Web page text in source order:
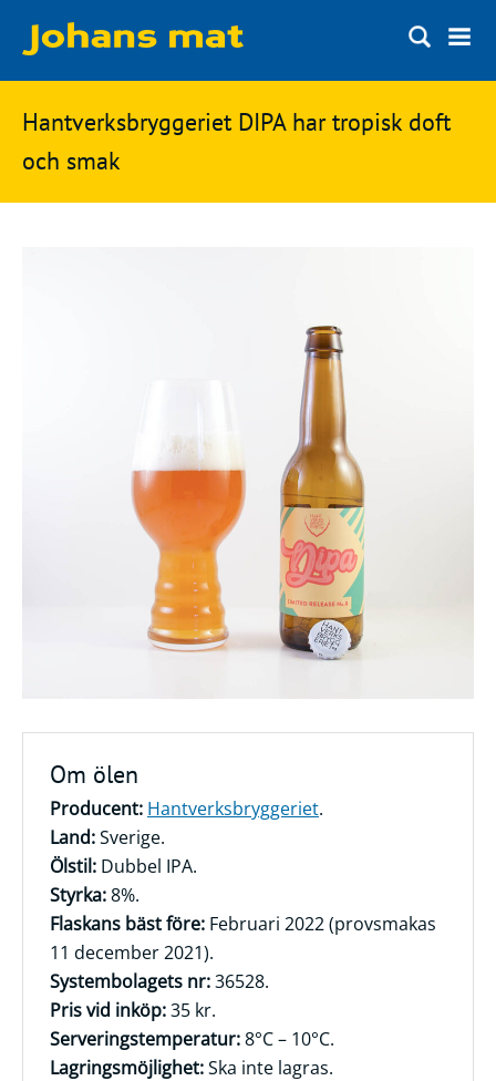
Matbloggen
Innertemperaturer
Ingredienser
Matsnack
Sök
på
Johans
Hantverksbryggeriet DIPA har tropisk doft
och smak
Om ölen
Producent: Hantverksbryggeriet.
Land:Sverige.
Ölstil: Dubbel IPA.
Styrka:8%.
Flaskans bäst före: Februari 2022 (provsmakas
11 december 2021).
Systembolagets nr:36528.
Pris vid inköp:35 kr.
Serveringstemperatur:8°C – 10°C.
Lagringsmöjlighet:Ska inte lagras.